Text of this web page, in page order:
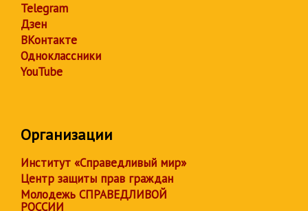
Telegram
Дзен
ВКонтакте
Одноклассники
YouTube
Организации
Институт «Справедливый мир»
Центр защиты прав граждан
Молодежь СПРАВЕДЛИВОЙ
РОССИИ